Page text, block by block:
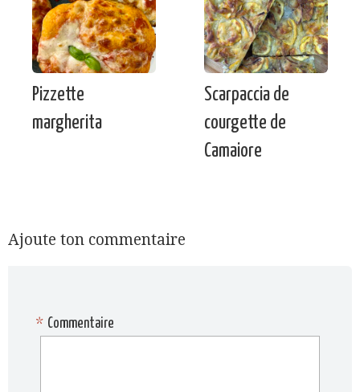
Pizzette
margherita
Scarpaccia de
courgette de
Camaiore
Ajoute ton commentaire
Commentaire
*